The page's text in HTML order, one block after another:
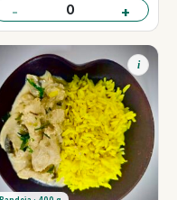
- 0 +
i